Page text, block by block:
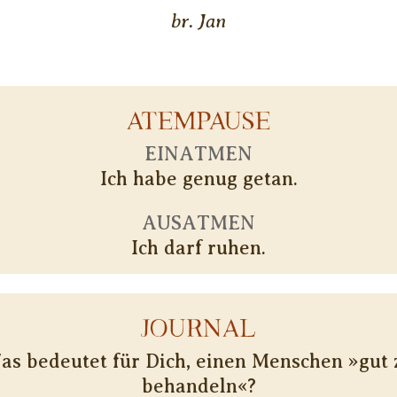
br. Jan
ATEMPAUSE
EINATMEN
Ich habe genug getan.
AUSATMEN
Ich darf ruhen.
JOURNAL
bedeutet für Dich, einen Menschen »gut
behandeln«?